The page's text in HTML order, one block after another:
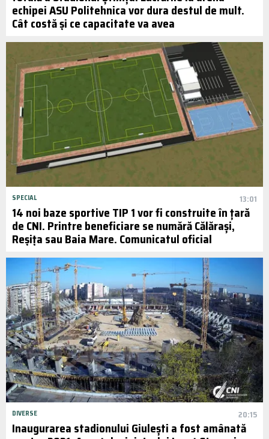
echipei ASU Politehnica vor dura destul de mult.
Cât costă și ce capacitate va avea
SPECIAL 13:01
14 noi baze sportive TIP 1 vor fi construite în țară
de CNI. Printre beneficiare se numără Călărași,
Reșița sau Baia Mare. Comunicatul oficial
DIVERSE 20:15
Inaugurarea stadionului Giulești a fost amânată